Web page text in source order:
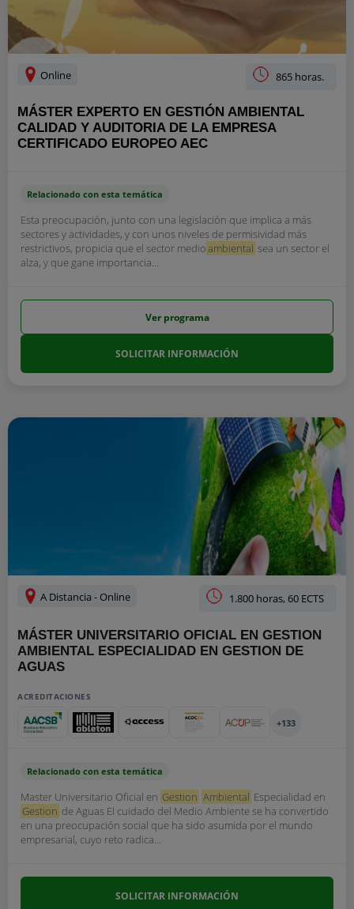
Online 865 horas.
MÁSTER EXPERTO EN GESTIÓN AMBIENTAL
CALIDAD Y AUDITORIA DE LA EMPRESA
CERTIFICADO EUROPEO AEC
Relacionado con esta temática
Esta preocupación, junto con una legislación que implica a más
sectores y actividades, y con unos niveles de permisividad más
restrictivos, propicia que el sector medioambiental sea un sector el
alza, y que gane importancia...
Ver programa
SOLICITAR INFORMACIÓN
A Distancia - Online 1.800 horas, 60 ECTS
MÁSTER UNIVERSITARIO OFICIAL EN GESTION
AMBIENTAL ESPECIALIDAD EN GESTION DE
AGUAS
ACREDITACIONES
+133
Relacionado con esta temática
Master Universitario Oficial en Gestion Ambiental Especialidad en
Gestion de Aguas El cuidado del Medio Ambiente se ha convertido
en una preocupación social que ha sido asumida por el mundo
empresarial, cuyo reto radica...
SOLICITAR INFORMACIÓN